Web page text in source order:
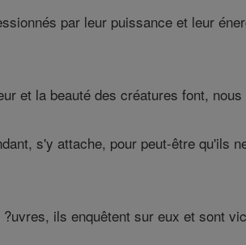
par leur puissance et leur
et la beauté des créatures font,
s'y attache, pour peut-être qu'ils
ils enquêtent sur eux et sont